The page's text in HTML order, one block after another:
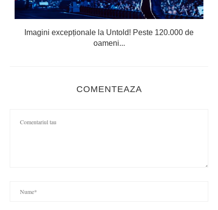
Imagini excepționale la Untold! Peste 120.000 de
oameni...
COMENTEAZA